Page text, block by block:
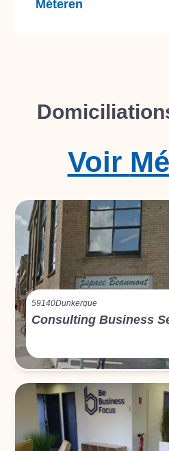
Méteren
Voir
59140Dunkerque
Consulting Business